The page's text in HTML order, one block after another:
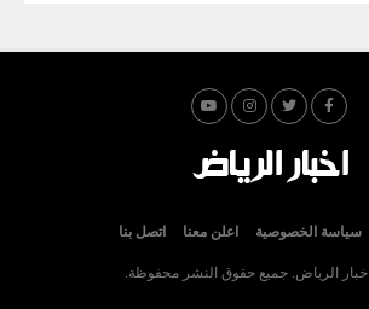
سياسة الخصوصية اعلن معنا اتصل بنا